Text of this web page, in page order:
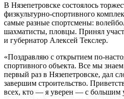
В Нязепетровске состоялось
физкультурно-спортивного
самые разные спортсмены:
шахматисты, пловцы. Принял
и губернатор Алексей Текслер.
«Поздравляю с открытием по-
спортивного объекта. Все мы
первый раз в Нязепетровске, дал
завершим строительство.
всех, кто — я уверен — с большим